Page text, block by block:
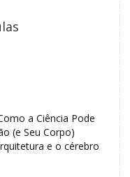
a Ciência Pode
(e Seu Corpo)
e o cérebro